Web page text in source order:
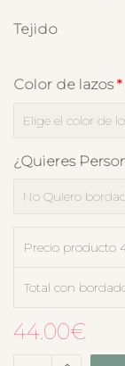
Tejido
Color de lazos*
¿Quieres
Precio producto
Total con
44.00€